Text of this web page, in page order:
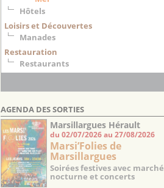
Hôtels
Loisirs et Découvertes
Manades
Restauration
Restaurants
AGENDA DES SORTIES
Marsillargues Hérault
du 02/07/2026 au 27/08/2026
Marsi’Folies de
Marsillargues
Soirées festives avec marché
nocturne et concerts